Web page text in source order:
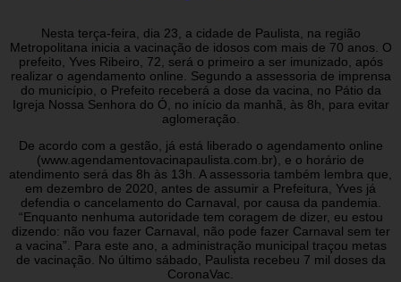
Nesta terça-feira, dia 23, a cidade de Paulista, na região
Metropolitana inicia a vacinação de idosos com mais de 70 anos. O
prefeito, Yves Ribeiro, 72, será o primeiro a ser imunizado, após
realizar o agendamento online. Segundo a assessoria de imprensa
do município, o Prefeito receberá a dose da vacina, no Pátio da
Igreja Nossa Senhora do Ó, no início da manhã, às 8h, para evitar
aglomeração.
De acordo com a gestão, já está liberado o agendamento online
(www.agendamentovacinapaulista.com.br), e o horário de
atendimento será das 8h às 13h. A assessoria também lembra que,
em dezembro de 2020, antes de assumir a Prefeitura, Yves já
defendia o cancelamento do Carnaval, por causa da pandemia.
“Enquanto nenhuma autoridade tem coragem de dizer, eu estou
dizendo: não vou fazer Carnaval, não pode fazer Carnaval sem ter
a vacina”. Para este ano, a administração municipal traçou metas
de vacinação. No último sábado, Paulista recebeu 7 mil doses da
CoronaVac.